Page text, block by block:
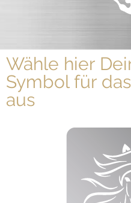
Wähle hier
Symbol für
aus